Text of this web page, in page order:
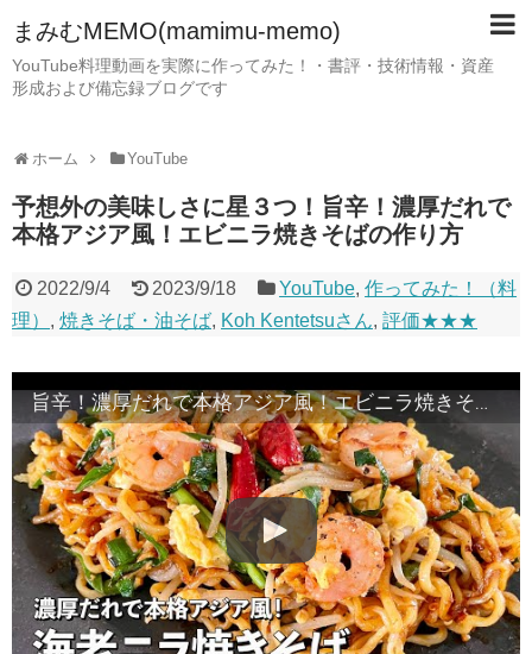
まみむMEMO(mamimu-memo)
YouTube料理動画を実際に作ってみた！・書評・技術情報・資産
形成および備忘録ブログです
ホーム YouTube
予想外の美味しさに星３つ！旨辛！濃厚だれで
本格アジア風！エビニラ焼きそばの作り方
2022/9/4 2023/9/18 YouTube,作ってみた！（料
理） , 焼きそば・油そば, Koh Kentetsuさん, 評価★★★
旨辛！濃厚だれで本格アジア風！エビニラ焼きそばの作り方